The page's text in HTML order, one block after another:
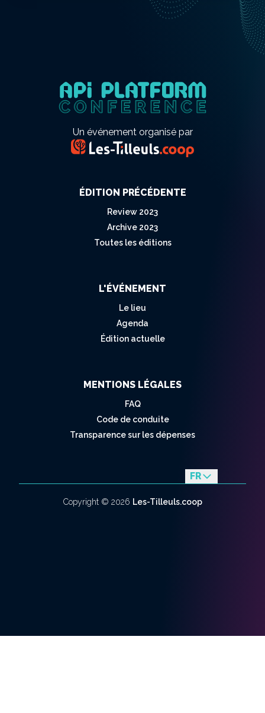
Un événement organisé par
ÉDITION PRÉCÉDENTE
Review 2023
Archive 2023
Toutes les éditions
L'ÉVÉNEMENT
Le lieu
Agenda
Édition actuelle
MENTIONS LÉGALES
FAQ
Code de conduite
Transparence sur les dépenses
FR
en
Copyright © 2026 Les-Tilleuls.coop